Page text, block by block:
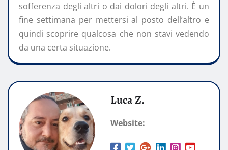
sofferenza degli altri o dai dolori degli altri. È un
fine settimana per mettersi al posto dell’altro e
quindi scoprire qualcosa che non stavi vedendo
da una certa situazione.
Luca Z.
Website: